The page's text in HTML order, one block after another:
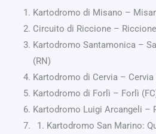
Kartodromo di Misano –
Circuito di Riccione –
Kartodromo Santamonica –
(RN)
Kartodromo di Cervia – Cervia
Kartodromo di Forlì – Forlì
Kartodromo Luigi Arcangeli –
Kartodromo San Marino: